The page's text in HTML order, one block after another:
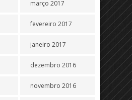
março 2017
fevereiro 2017
janeiro 2017
dezembro 2016
novembro 2016